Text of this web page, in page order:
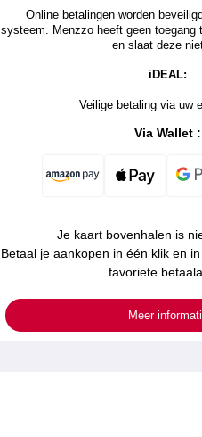
Online betalingen worden
systeem. Menzzo heeft geen toegang
en slaat deze
iDEAL:
Veilige betaling via uw
Via Wallet :
Je kaart bovenhalen is
Betaal je aankopen in één klik en
favoriete
Meer